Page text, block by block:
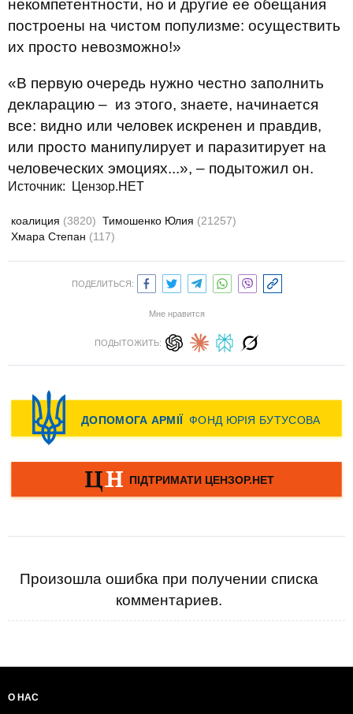
некомпетентности, но и другие ее обещания
построены на чистом популизме: осуществить
их просто невозможно!»
«В первую очередь нужно честно заполнить
декларацию – из этого, знаете, начинается
все: видно или человек искренен и правдив,
или просто манипулирует и паразитирует на
человеческих эмоциях...», – подытожил он.
Источник: Цензор.НЕТ
коалиция (3820) Тимошенко Юлия (21257)
Хмара Степан (117)
ПОДЕЛИТЬСЯ:
Мне нравится
ПОДЫТОЖИТЬ:
Произошла ошибка при получении списка
комментариев.
О НАС